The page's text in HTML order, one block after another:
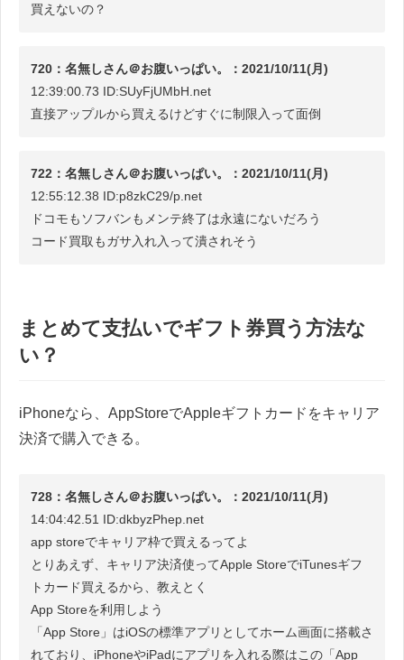
買えないの？
720：名無しさん＠お腹いっぱい。：2021/10/11(月)
12:39:00.73 ID:SUyFjUMbH.net
直接アップルから買えるけどすぐに制限入って面倒
722：名無しさん＠お腹いっぱい。：2021/10/11(月)
12:55:12.38 ID:p8zkC29/p.net
ドコモもソフバンもメンテ終了は永遠にないだろう
コード買取もガサ入れ入って潰されそう
まとめて支払いでギフト券買う方法な
い？
iPhoneなら、AppStoreでAppleギフトカードをキャリア
決済で購入できる。
728：名無しさん＠お腹いっぱい。：2021/10/11(月)
14:04:42.51 ID:dkbyzPhep.net
app storeでキャリア枠で買えるってよ
とりあえず、キャリア決済使ってApple StoreでiTunesギフ
トカード買えるから、教えとく
App Storeを利用しよう
「App Store」はiOSの標準アプリとしてホーム画面に搭載さ
れており、iPhoneやiPadにアプリを入れる際はこの「App